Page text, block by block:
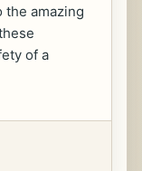
the amazing
of a